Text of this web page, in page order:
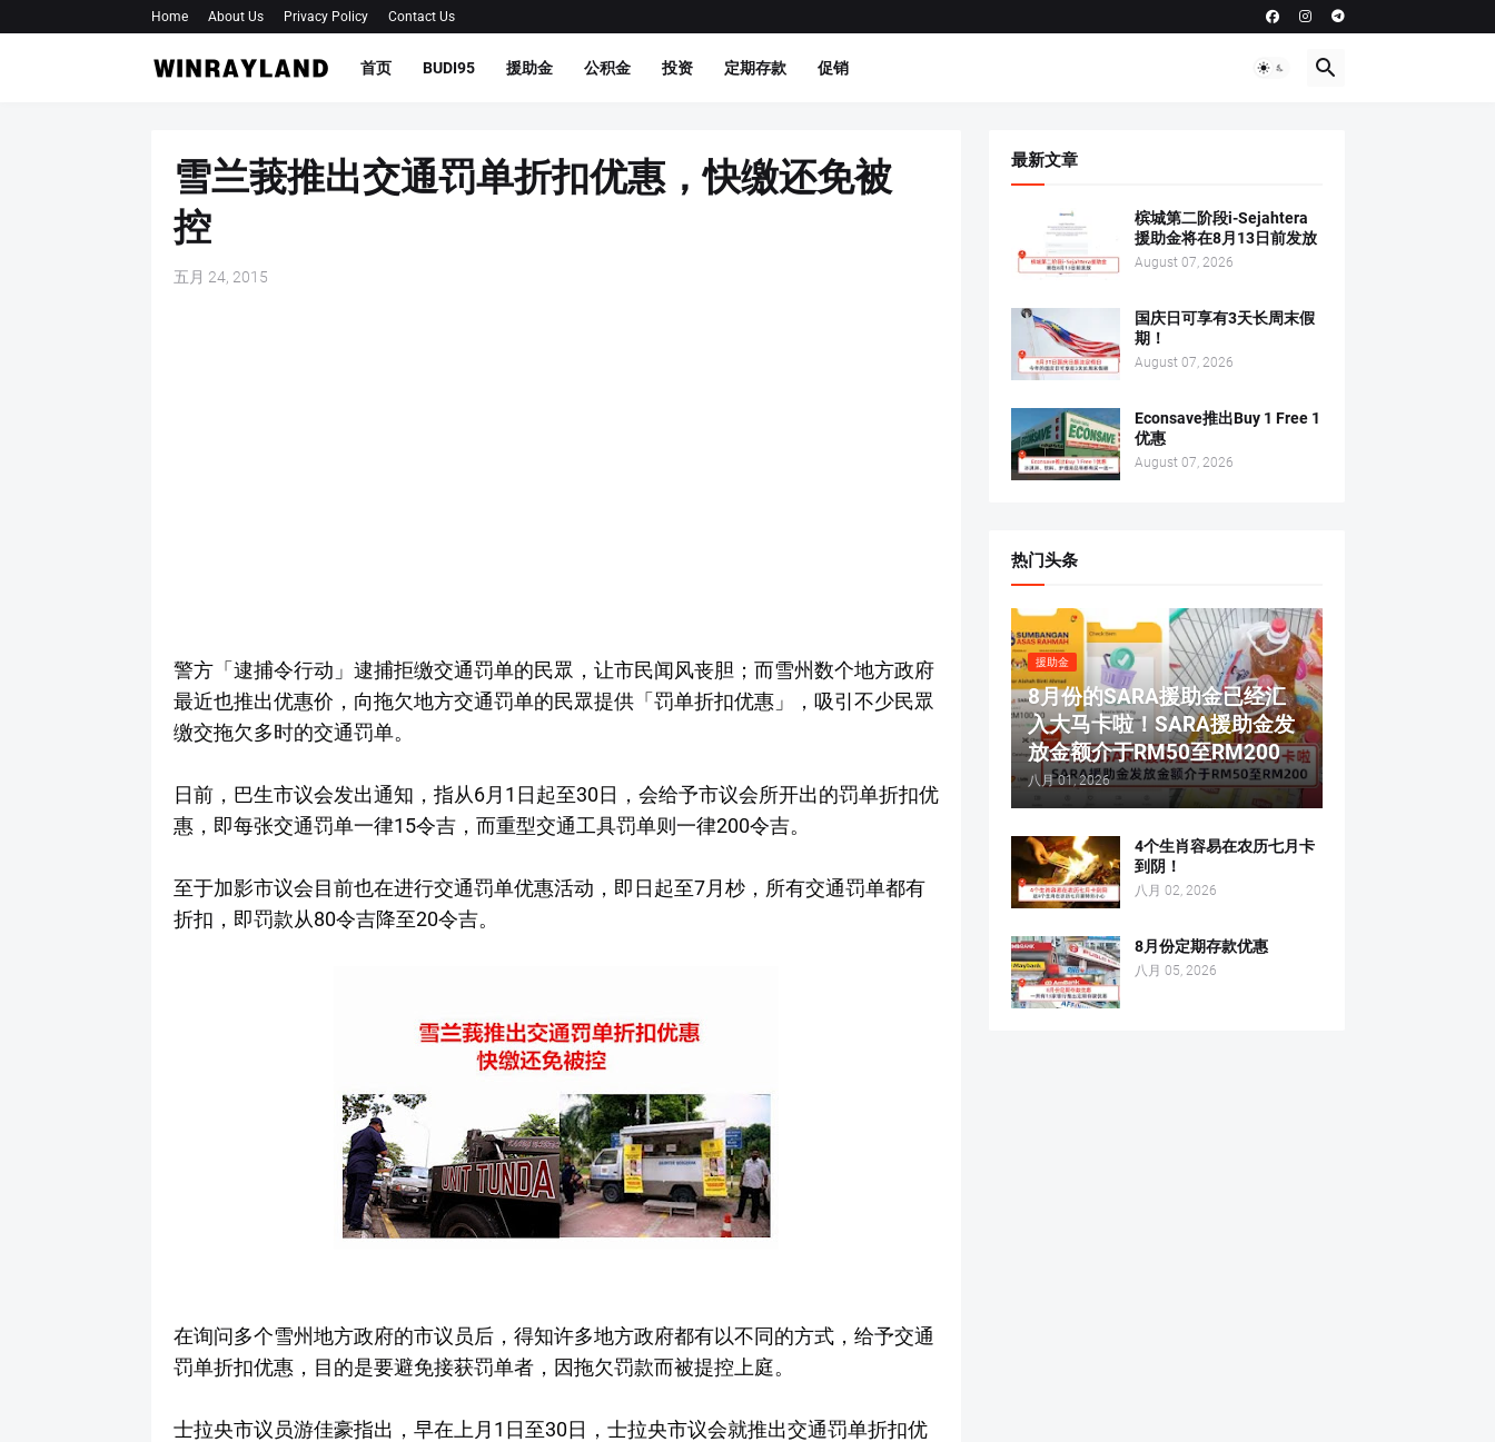
Home About Us Privacy Policy Contact Us
首页 BUDI95 援助金 公积金 投资 定期存款 促销
雪兰莪推出交通罚单折扣优惠，快缴还免被
控
五月 24, 2015
警方「逮捕令行动」逮捕拒缴交通罚单的民眾，让市民闻风丧胆；而雪州数个地方政府
最近也推出优惠价，向拖欠地方交通罚单的民眾提供「罚单折扣优惠」，吸引不少民眾
缴交拖欠多时的交通罚单。
日前，巴生市议会发出通知，指从6月1日起至30日，会给予市议会所开出的罚单折扣优
惠，即每张交通罚单一律15令吉，而重型交通工具罚单则一律200令吉。
至于加影市议会目前也在进行交通罚单优惠活动，即日起至7月杪，所有交通罚单都有
折扣，即罚款从80令吉降至20令吉。
在询问多个雪州地方政府的市议员后，得知许多地方政府都有以不同的方式，给予交通
罚单折扣优惠，目的是要避免接获罚单者，因拖欠罚款而被提控上庭。
士拉央市议员游佳豪指出，早在上月1日至30日，士拉央市议会就推出交通罚单折扣优
最新文章
槟城第二阶段i-Sejahtera
援助金将在8月13日前发放
August 07, 2026
国庆日可享有3天长周末假
期！
August 07, 2026
Econsave推出Buy 1 Free 1
优惠
August 07, 2026
热门头条
援助金
8月份的SARA援助金已经汇
入大马卡啦！SARA援助金发
放金额介于RM50至RM200
八月 01, 2026
4个生肖容易在农历七月卡
到阴！
八月 02, 2026
8月份定期存款优惠
八月 05, 2026